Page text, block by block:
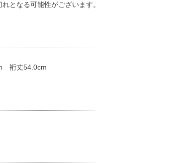
となる可能性がございます。
裄丈54.0cm